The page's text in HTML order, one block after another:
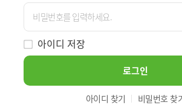
아이디 저장
로그인
아이디 찾기 비밀번호 찾